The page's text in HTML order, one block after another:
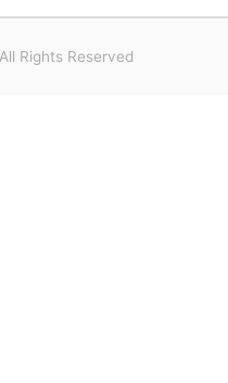
Rights Reserved